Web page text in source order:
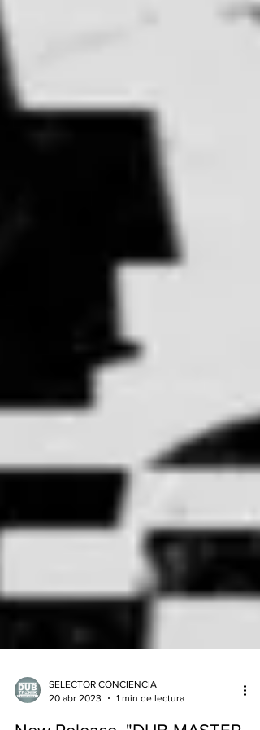
SELECTOR CONCIENCIA